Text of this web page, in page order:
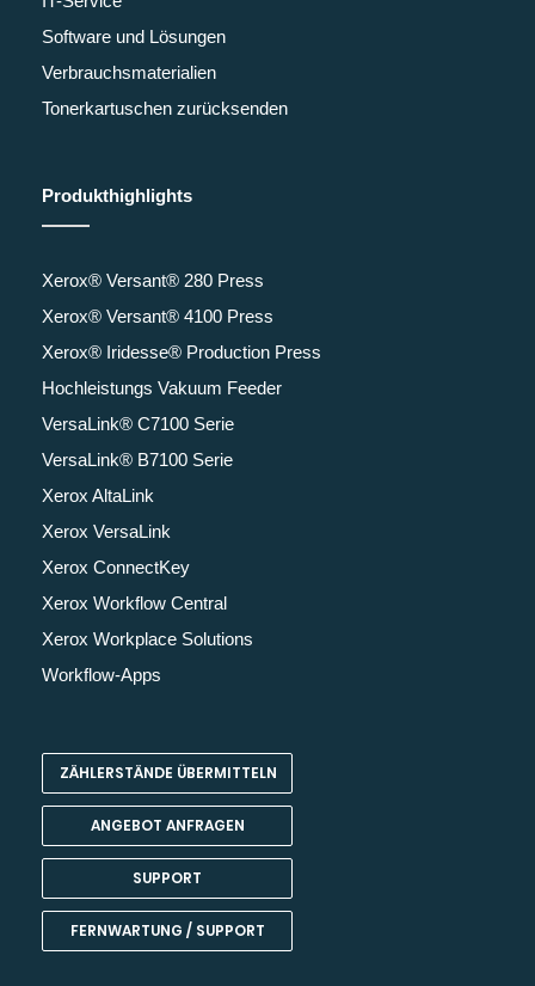
Software und Lösungen
Verbrauchsmaterialien
Tonerkartuschen zurücksenden
Produkthighlights
Xerox® Versant® 280 Press
Xerox® Versant® 4100 Press
Xerox® Iridesse® Production Press
Hochleistungs Vakuum Feeder
VersaLink® C7100 Serie
VersaLink® B7100 Serie
Xerox AltaLink
Xerox VersaLink
Xerox ConnectKey
Xerox Workflow Central
Xerox Workplace Solutions
Workflow-Apps
ZÄHLERSTÄNDE ÜBERMITTELN
ANGEBOT ANFRAGEN
SUPPORT
FERNWARTUNG / SUPPORT